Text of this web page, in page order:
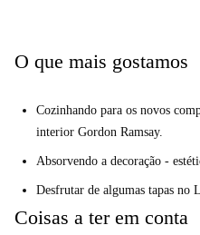
O que mais gostamos
Cozinhando para os novos
interior Gordon Ramsay.
Absorvendo a decoração -
Desfrutar de algumas tapas no
Coisas a ter em conta